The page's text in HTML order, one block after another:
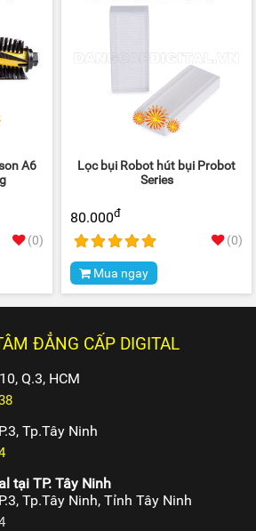
A6
(0)
Lọc bụi Robot hút bụi Probot
Series
80.000đ
(0)
Mua ngay
ĐẲNG CẤP DIGITAL
Q.3, HCM
Tp.Tây Ninh
tại TP. Tây Ninh
Tp.Tây Ninh, Tỉnh Tây Ninh